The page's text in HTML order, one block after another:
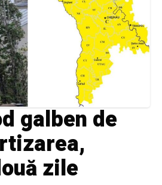
galben de
zile